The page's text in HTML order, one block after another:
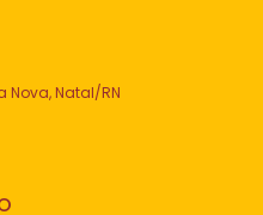
Nova, Natal/RN